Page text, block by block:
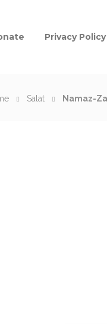
Privacy Policy
Salat Namaz-